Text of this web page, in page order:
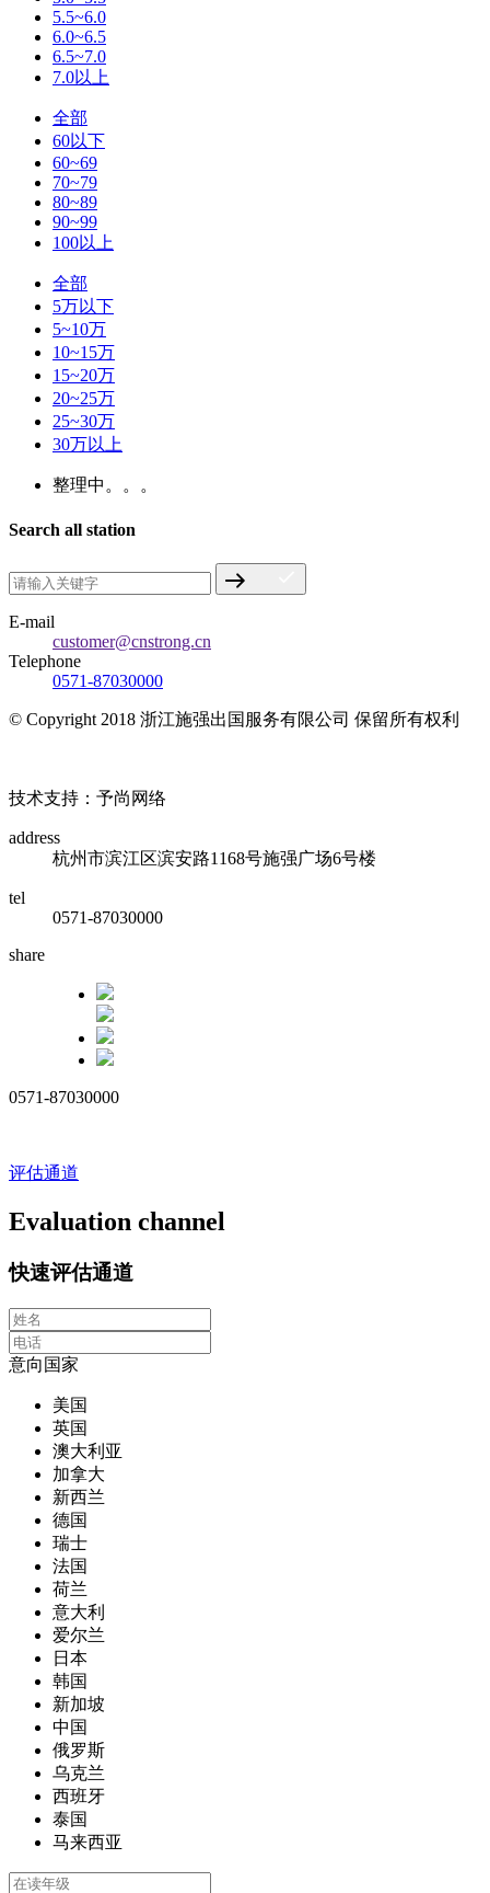
5.5~6.0
6.0~6.5
6.5~7.0
7.0以上
全部
60以下
60~69
70~79
80~89
90~99
100以上
全部
5万以下
5~10万
10~15万
15~20万
20~25万
25~30万
30万以上
整理中。。。
Search all station
E-mail
customer@cnstrong.cn
Telephone
0571-87030000
© Copyright 2018 浙江施强出国服务有限公司 保留所有权利
技术支持：予尚网络
address
杭州市滨江区滨安路1168号施强广场6号楼
tel
0571-87030000
share
0571-87030000
评估通道
Evaluation channel
快速评估通道
意向国家
美国
英国
澳大利亚
加拿大
新西兰
德国
瑞士
法国
荷兰
意大利
爱尔兰
日本
韩国
新加坡
中国
俄罗斯
乌克兰
西班牙
泰国
马来西亚